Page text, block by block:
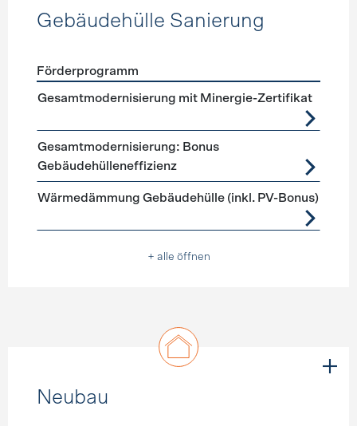
Gebäudehülle Sanierung
Förderprogramme Gebäudehülle Sanierung
Förderprogramm
Gesamtmodernisierung mit Minergie-Zertifikat
Gesamtmodernisierung: Bonus
Gebäudehülleneffizienz
Wärmedämmung Gebäudehülle (inkl. PV-Bonus)
+ alle öffnen
Neubau